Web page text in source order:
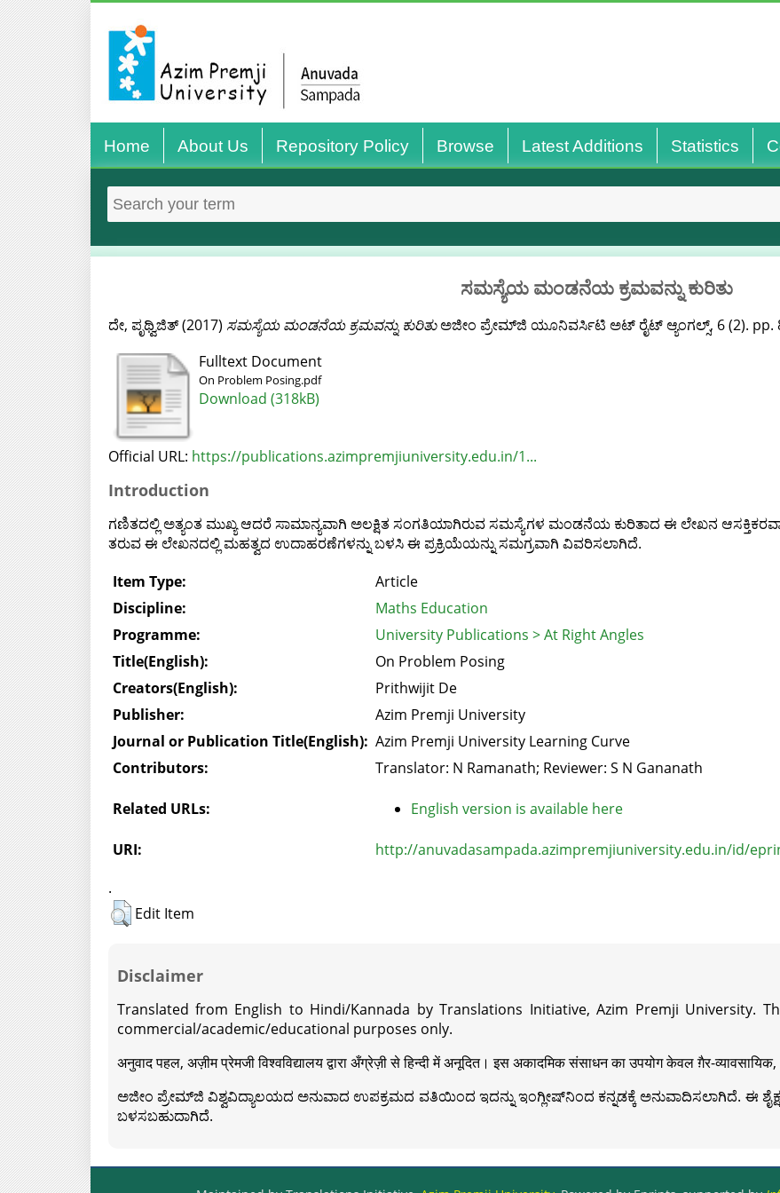
Home About Us Repository Policy Browse Latest Additions Statistics
ಸಮಸ್ಯೆಯ ಮಂಡನೆಯ ಕ್ರಮವನ್ನು ಕುರಿತು
ದೇ, ಪೃಥ್ವಿಜಿತ್‌(2017) ಸಮಸ್ಯೆಯ ಮಂಡನೆಯ ಕ್ರಮವನ್ನು ಕುರಿತುಅಜೀಂ ಪ್ರೇಮ್‌ಜಿ ಯೂನಿವರ್ಸಿಟಿ ಅಟ್‌ ರೈಟ್‌ ಆ್ಯಂಗಲ್ಸ್, 6 (2). pp.
Fulltext Document
On Problem Posing.pdf
Download (318kB)
Official URL: https://publications.azimpremjiuniversity.edu.in/1...
Introduction
ಗಣಿತದಲ್ಲಿ ಅತ್ಯಂತ ಮುಖ್ಯ ಆದರೆ ಸಾಮಾನ್ಯವಾಗಿ ಅಲಕ್ಷಿತ ಸಂಗತಿಯಾಗಿರುವ ಸಮಸ್ಯೆಗಳ ಮಂಡನೆಯ ಕುರಿತಾದ ಈ ಲೇಖನ
ತರುವ ಈ ಲೇಖನದಲ್ಲಿ ಮಹತ್ವದ ಉದಾಹರಣೆಗಳನ್ನು ಬಳಸಿ ಈ ಪ್ರಕ್ರಿಯೆಯನ್ನು ಸಮಗ್ರವಾಗಿ ವಿವರಿಸಲಾಗಿದೆ.
Item Type:
Article
Discipline:
Maths Education
Programme:
University Publications > At Right Angles
Title(English):
On Problem Posing
Creators(English):
Prithwijit De
Publisher:
Azim Premji University
Journal or Publication Title(English): Azim Premji University Learning Curve
Contributors:
Translator: N Ramanath; Reviewer: S N Gananath
Related URLs: English version is available here
URI:
http://anuvadasampada.azimpremjiuniversity.edu.in/id/
.
Edit Item
Disclaimer
Translated from English to Hindi/Kannada by Translations Initiative, Azim Premji University.
commercial/academic/educational purposes only.
अनुवाद पहल, अज़ीम प्रेमजी विश्वविद्यालय द्वारा अँग्रेज़ी से हिन्दी में अनूदित। इस अकादमिक संसाधन का उपयोग केवल ग़ैर-
ಅಜೀಂ ಪ್ರೇಮ್‍ಜಿ ವಿಶ್ವವಿದ್ಯಾಲಯದ ಅನುವಾದ ಉಪಕ್ರಮದ ವತಿಯಿಂದ ಇದನ್ನು ಇಂಗ್ಲೀಷ್‍ನಿಂದ ಕನ್ನಡಕ್ಕೆ ಅನುವಾದಿಸಲಾಗಿದೆ. ಈ
ಬಳಸಬಹುದಾಗಿದೆ.